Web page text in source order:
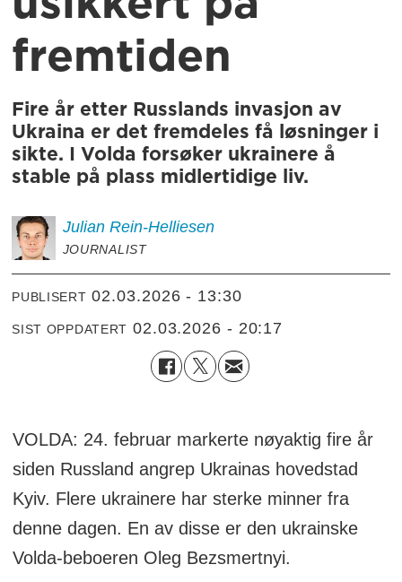
fremtiden
Fire år etter Russlands invasjon av
Ukraina er det fremdeles få løsninger i
sikte. I Volda forsøker ukrainere å
stable på plass midlertidige liv.
Julian Rein-Helliesen
JOURNALIST
PUBLISERT 02.03.2026 - 13:30
SIST OPPDATERT 02.03.2026 - 20:17
VOLDA: 24. februar markerte nøyaktig fire år
siden Russland angrep Ukrainas hovedstad
Kyiv. Flere ukrainere har sterke minner fra
denne dagen. En av disse er den ukrainske
Volda-beboeren Oleg Bezsmertnyi.